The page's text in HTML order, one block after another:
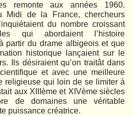
remonte aux années 1960.
Midi de la France, chercheurs
du nombre croissant
qui abordaient l’histoire
partir du drame albigeois et que
historique lançaient sur le
Ils désiraient qu’on traitât dans
et avec une meilleure
religieuse qui loin de se limiter à
aux XIIIème et XIVème siècles
de domaines une véritable
puissance créatrice.